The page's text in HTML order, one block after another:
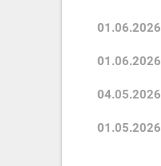
01.06.2026
01.06.2026
04.05.2026
01.05.2026